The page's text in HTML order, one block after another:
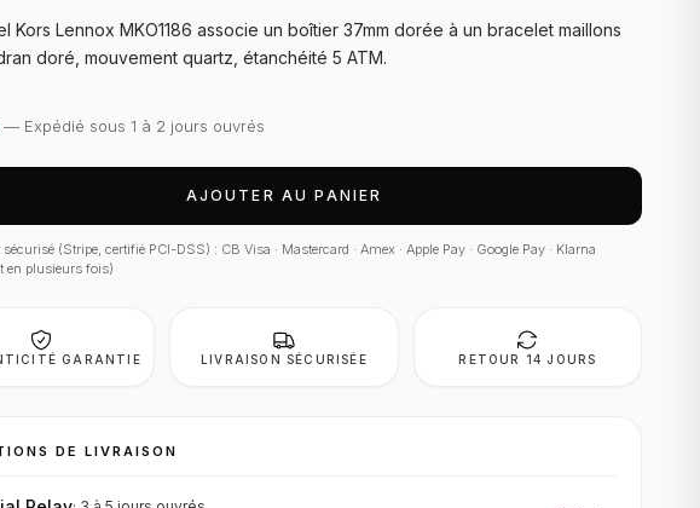
Kors Lennox MKO1186 associe un boîtier 37mm dorée à un bracelet maillons
doré, mouvement quartz, étanchéité 5 ATM.
— Expédié sous 1 à 2 jours ouvrés
AJOUTER AU PANIER
(Stripe, certifié PCI-DSS) : CB Visa · Mastercard · Amex · Apple Pay · Google Pay · Klarna
en plusieurs fois)
GARANTIE LIVRAISON SÉCURISÉE RETOUR 14 JOURS
DE LIVRAISON